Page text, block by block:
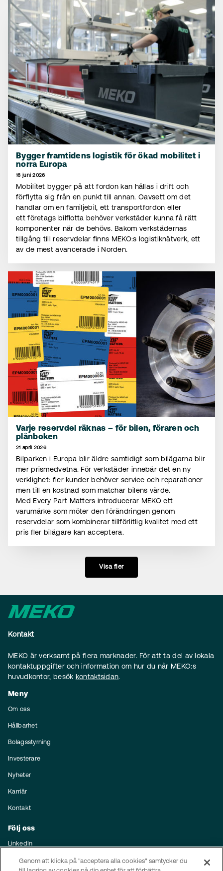
Bygger framtidens logistik för ökad mobilitet i
norra Europa
16 juni 2026
Mobilitet bygger på att fordon kan hållas i drift och
förflytta sig från en punkt till annan. Oavsett om det
handlar om en familjebil, ett transportfordon eller
ett företags bilflotta behöver verkstäder kunna få rätt
komponenter när de behövs. Bakom verkstädernas
tillgång till reservdelar finns MEKO:s logistiknätverk, ett
av de mest avancerade i Norden.
Varje reservdel räknas – för bilen, föraren och
plånboken
21 april 2026
Bilparken i Europa blir äldre samtidigt som bilägarna blir
mer prismedvetna. För verkstäder innebär det en ny
verklighet: fler kunder behöver service och reparationer
men till en kostnad som matchar bilens värde.
Med Every Part Matters introducerar MEKO ett
varumärke som möter den förändringen genom
reservdelar som kombinerar tillförlitlig kvalitet med ett
pris fler bilägare kan acceptera.
Visa fler
Kontakt
MEKO är verksamt på flera marknader. För att ta del av lokala
kontaktuppgifter och information om hur du når MEKO:s
huvudkontor, besök kontaktsidan.
Meny
Om oss
Hållbarhet
Bolagsstyrning
Investerare
Nyheter
Karriär
Kontakt
Följ oss
LinkedIn
Prenumerera på nyheter
Genom att klicka på "acceptera alla cookies" samtycker du